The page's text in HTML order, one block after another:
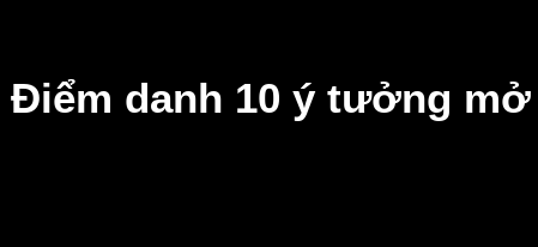
Điểm danh 10 ý tưởng